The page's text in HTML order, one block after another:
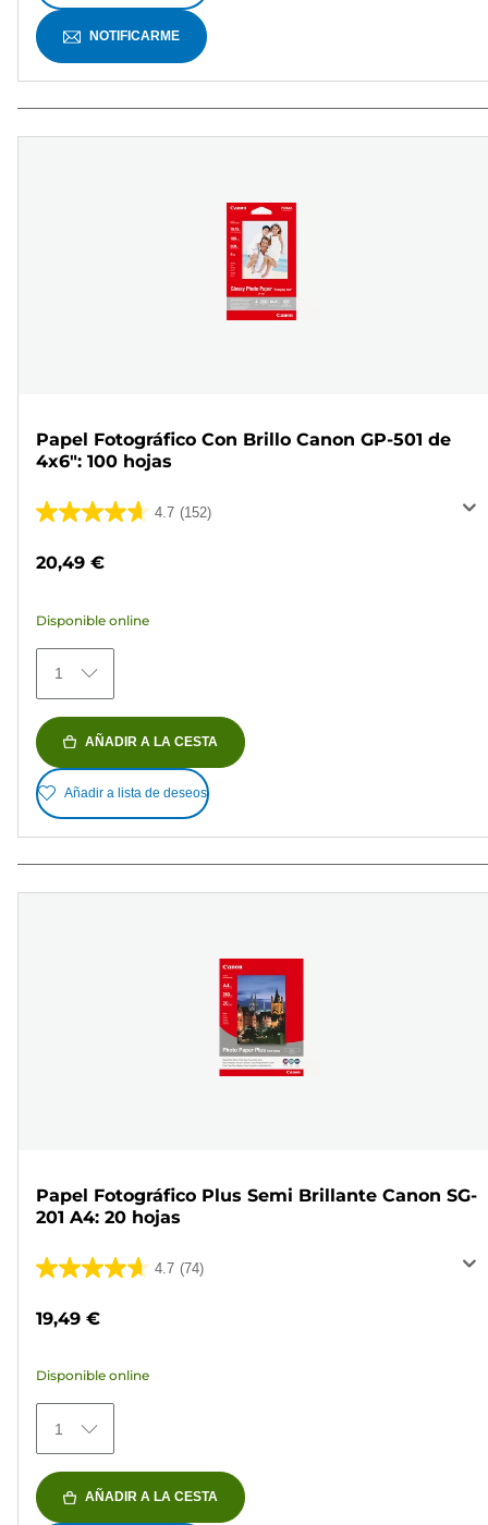
NOTIFICARME
Papel Fotográfico Con Brillo Canon GP-501 de
4x6": 100 hojas
4.7 (152)
4.7
152
reseñas
20,49 €
Disponible online
1
AÑADIR A LA CESTA
Añadir a lista de deseos
Papel Fotográfico Plus Semi Brillante Canon SG-
201 A4: 20 hojas
4.7 (74)
4.7
5
74
reseñas
19,49 €
Disponible online
1
AÑADIR A LA CESTA